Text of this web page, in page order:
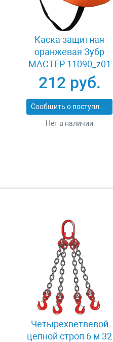
Каска защитная
оранжевая Зубр
МАСТЕР 11090_z01
212 руб.
Сообщить о поступлении
Нет в наличии
Четырехветвевой
цепной строп 6 м 32